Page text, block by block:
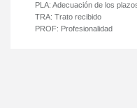
PLA: Adecuación de los
TRA: Trato recibido
PROF: Profesionalidad